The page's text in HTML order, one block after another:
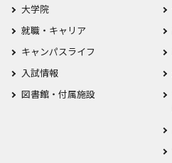
大学院
就職・キャリア
キャンパスライフ
入試情報
図書館・付属施設